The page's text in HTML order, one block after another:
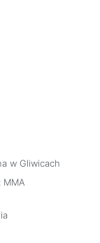
w Gliwicach
MMA